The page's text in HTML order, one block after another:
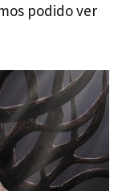
podido ver